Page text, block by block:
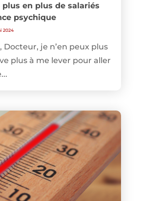
plus en plus de salariés
psychique
2024
Docteur, je n’en peux plus
plus à me lever pour aller